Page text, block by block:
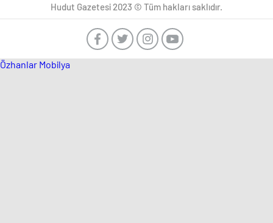
Hudut Gazetesi 2023 © Tüm hakları saklıdır.
Özhanlar Mobilya